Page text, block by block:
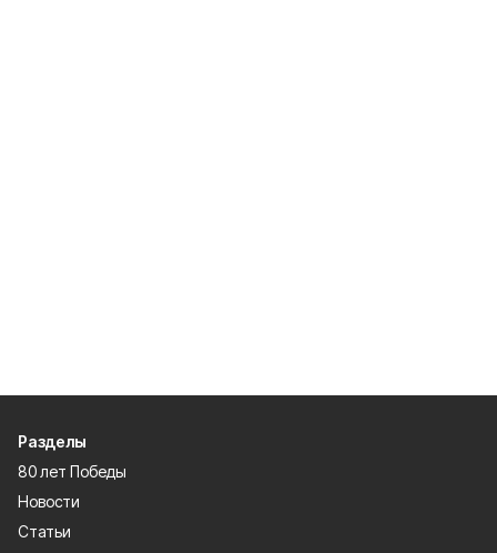
Разделы
80 лет Победы
Новости
Статьи